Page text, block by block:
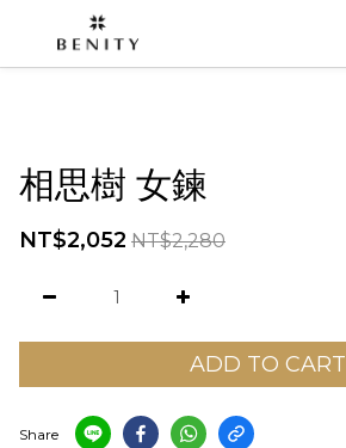
相思樹 女鍊
NT$2,052 NT$2,280
ADD TO CART
Share